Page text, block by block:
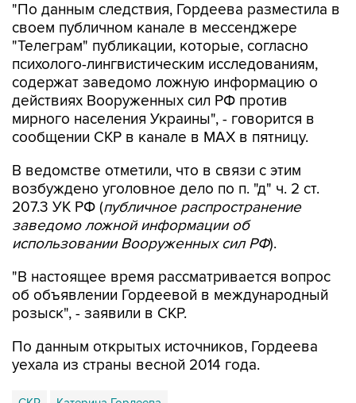
"По данным следствия, Гордеева разместила в
своем публичном канале в мессенджере
"Телеграм" публикации, которые, согласно
психолого-лингвистическим исследованиям,
содержат заведомо ложную информацию о
действиях Вооруженных сил РФ против
мирного населения Украины", - говорится в
сообщении СКР в канале в MAX в пятницу.
В ведомстве отметили, что в связи с этим
возбуждено уголовное дело по п. "д" ч. 2 ст.
207.3 УК РФ (публичное распространение
заведомо ложной информации об
использовании Вооруженных сил РФ).
"В настоящее время рассматривается вопрос
об объявлении Гордеевой в международный
розыск", - заявили в СКР.
По данным открытых источников, Гордеева
уехала из страны весной 2014 года.